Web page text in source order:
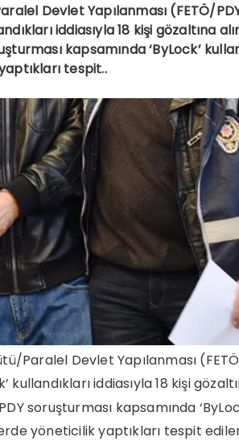
Devlet Yapılanması (FETÖ/
iddiasıyla 18 kişi gözaltına
kapsamında ‘ByLock’
tespit..
Paralel Devlet Yapılanması
iddiasıyla 18 kişi
soruşturması kapsamında
yöneticilik yaptıkları tespit